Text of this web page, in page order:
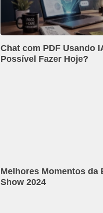
Chat com PDF Usando
Possível Fazer Hoje?
Melhores Momentos da
Show 2024